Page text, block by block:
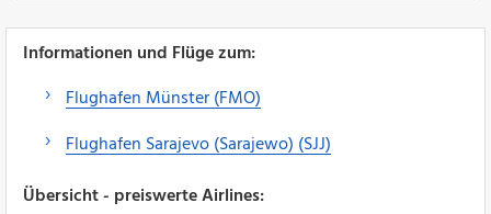
Informationen und Flüge zum:
Flughafen Münster (FMO)
Flughafen Sarajevo (Sarajewo) (SJJ)
Übersicht - preiswerte Airlines: